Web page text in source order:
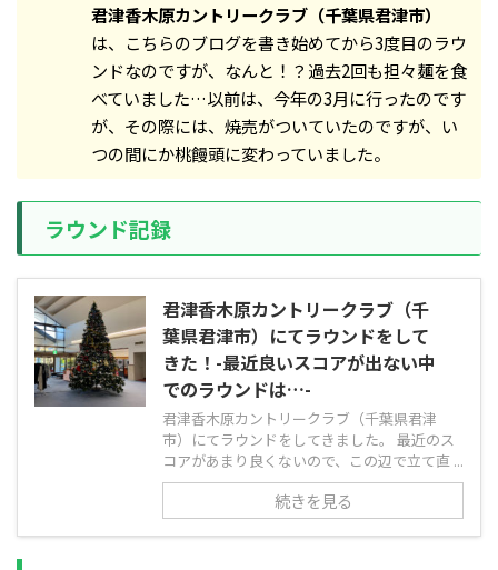
君津香木原カントリークラブ（千葉県君津市）
は、こちらのブログを書き始めてから3度目のラウ
ンドなのですが、なんと！？過去2回も担々麺を食
べていました…以前は、今年の3月に行ったのです
が、その際には、焼売がついていたのですが、い
つの間にか桃饅頭に変わっていました。
ラウンド記録
君津香木原カントリークラブ（千
葉県君津市）にてラウンドをして
きた！-最近良いスコアが出ない中
でのラウンドは…-
君津香木原カントリークラブ（千葉県君津
市）にてラウンドをしてきました。 最近のス
コアがあまり良くないので、この辺で立て直 ...
続きを見る